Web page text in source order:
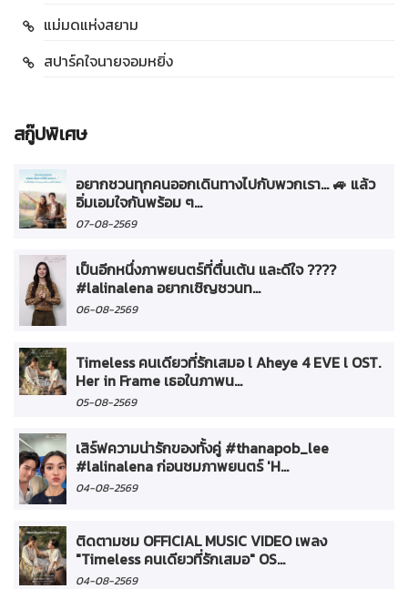
แม่มดแห่งสยาม
สปาร์คใจนายจอมหยิ่ง
สกู๊ปพิเศษ
อยากชวนทุกคนออกเดินทางไปกับพวกเรา... 🚙 แล้ว
อิ่มเอมใจกันพร้อม ๆ...
07-08-2569
เป็นอีกหนึ่งภาพยนตร์ที่ตื่นเต้น และดีใจ ????
#lalinalena อยากเชิญชวนท...
06-08-2569
Timeless คนเดียวที่รักเสมอ l Aheye 4 EVE l OST.
Her in Frame เธอในภาพน...
05-08-2569
เสิร์ฟความน่ารักของทั้งคู่ #thanapob_lee
#lalinalena ก่อนชมภาพยนตร์ 'H...
04-08-2569
ติดตามชม OFFICIAL MUSIC VIDEO เพลง
"Timeless คนเดียวที่รักเสมอ" OS...
04-08-2569